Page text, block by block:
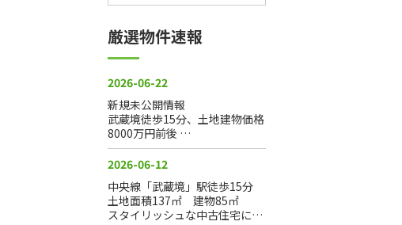
厳選物件速報